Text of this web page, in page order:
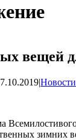
вещей
|Новости